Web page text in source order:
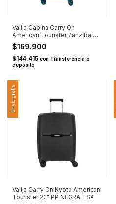
Valija Cabina Carry On
American Tourister Zanzibar
20" PP Turquesa
$169.900
$144.415 con Transferencia o
depósito
Envío gratis
Valija Carry On Kyoto American
Tourister 20" PP NEGRA TSA